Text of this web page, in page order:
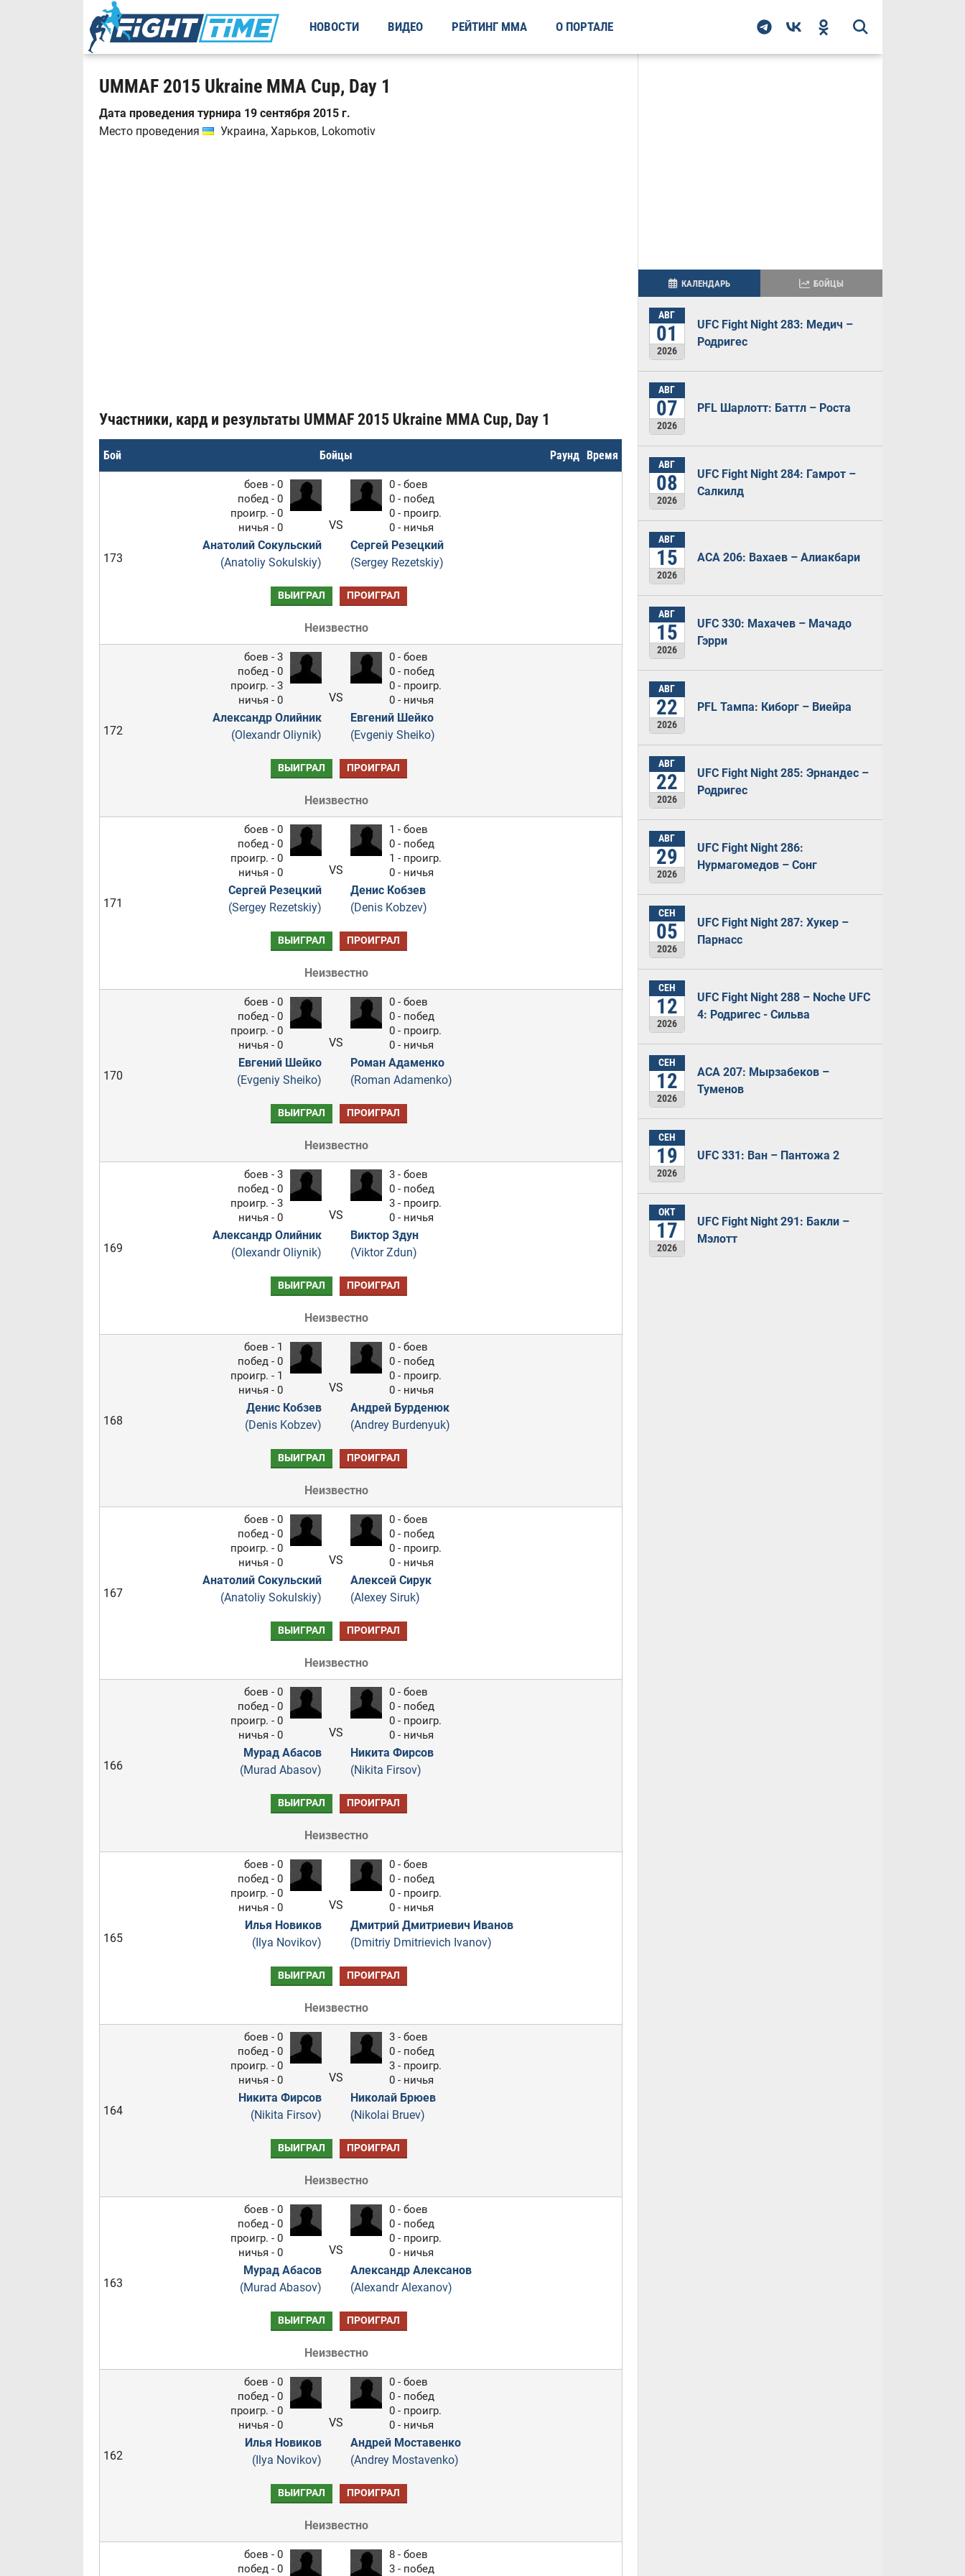
НОВОСТИ ВИДЕО РЕЙТИНГ ММА О ПОРТАЛЕ
UMMAF 2015 Ukraine MMA Cup, Day 1
Дата проведения турнира 19 сентября 2015 г.
Место проведения
Украина, Харьков, Lokomotiv
Участники, кард и результаты UMMAF 2015 Ukraine MMA Cup, Day 1
Бой Бойцы Раунд Время
173
боев - 0
побед - 0
проигр. - 0
ничья - 0
Анатолий Сокульский
(Anatoliy Sokulskiy)
VS
0 - боев
0 - побед
0 - проигр.
0 - ничья
Сергей Резецкий
(Sergey Rezetskiy)
ВЫИГРАЛ ПРОИГРАЛ
Неизвестно
172
боев - 3
побед - 0
проигр. - 3
ничья - 0
Александр Олийник
(Olexandr Oliynik)
VS
0 - боев
0 - побед
0 - проигр.
0 - ничья
Евгений Шейко
(Evgeniy Sheiko)
ВЫИГРАЛ ПРОИГРАЛ
Неизвестно
171
боев - 0
побед - 0
проигр. - 0
ничья - 0
Сергей Резецкий
(Sergey Rezetskiy)
VS
1 - боев
0 - побед
1 - проигр.
0 - ничья
Денис Кобзев
(Denis Kobzev)
ВЫИГРАЛ ПРОИГРАЛ
Неизвестно
170
боев - 0
побед - 0
проигр. - 0
ничья - 0
Евгений Шейко
(Evgeniy Sheiko)
VS
0 - боев
0 - побед
0 - проигр.
0 - ничья
Роман Адаменко
(Roman Adamenko)
ВЫИГРАЛ ПРОИГРАЛ
Неизвестно
169
боев - 3
побед - 0
проигр. - 3
ничья - 0
Александр Олийник
(Olexandr Oliynik)
VS
3 - боев
0 - побед
3 - проигр.
0 - ничья
Виктор Здун
(Viktor Zdun)
ВЫИГРАЛ ПРОИГРАЛ
Неизвестно
168
боев - 1
побед - 0
проигр. - 1
ничья - 0
Денис Кобзев
(Denis Kobzev)
VS
0 - боев
0 - побед
0 - проигр.
0 - ничья
Андрей Бурденюк
(Andrey Burdenyuk)
ВЫИГРАЛ ПРОИГРАЛ
Неизвестно
167
боев - 0
побед - 0
проигр. - 0
ничья - 0
Анатолий Сокульский
(Anatoliy Sokulskiy)
VS
0 - боев
0 - побед
0 - проигр.
0 - ничья
Алексей Сирук
(Alexey Siruk)
ВЫИГРАЛ ПРОИГРАЛ
Неизвестно
166
боев - 0
побед - 0
проигр. - 0
ничья - 0
Мурад Абасов
(Murad Abasov)
VS
0 - боев
0 - побед
0 - проигр.
0 - ничья
Никита Фирсов
(Nikita Firsov)
ВЫИГРАЛ ПРОИГРАЛ
Неизвестно
165
боев - 0
побед - 0
проигр. - 0
ничья - 0
Илья Новиков
(Ilya Novikov)
VS
0 - боев
0 - побед
0 - проигр.
0 - ничья
Дмитрий Дмитриевич Иванов
(Dmitriy Dmitrievich Ivanov)
ВЫИГРАЛ ПРОИГРАЛ
Неизвестно
164
боев - 0
побед - 0
проигр. - 0
ничья - 0
Никита Фирсов
(Nikita Firsov)
VS
3 - боев
0 - побед
3 - проигр.
0 - ничья
Николай Брюев
(Nikolai Bruev)
ВЫИГРАЛ ПРОИГРАЛ
Неизвестно
163
боев - 0
побед - 0
проигр. - 0
ничья - 0
Мурад Абасов
(Murad Abasov)
VS
0 - боев
0 - побед
0 - проигр.
0 - ничья
Александр Алексанов
(Alexandr Alexanov)
ВЫИГРАЛ ПРОИГРАЛ
Неизвестно
162
боев - 0
побед - 0
проигр. - 0
ничья - 0
Илья Новиков
(Ilya Novikov)
VS
0 - боев
0 - побед
0 - проигр.
0 - ничья
Андрей Моставенко
(Andrey Mostavenko)
ВЫИГРАЛ ПРОИГРАЛ
Неизвестно
боев - 0
побед - 0
8 - боев
3 - побед
КАЛЕНДАРЬ БОЙЦЫ
АВГ
01
2026
UFC Fight Night 283: Медич –
Родригес
АВГ
07
2026
PFL Шарлотт: Баттл – Роста
АВГ
08
2026
UFC Fight Night 284: Гамрот –
Салкилд
АВГ
15
2026
ACA 206: Вахаев – Алиакбари
АВГ
15
2026
UFC 330: Махачев – Мачадо
Гэрри
АВГ
22
2026
PFL Тампа: Киборг – Виейра
АВГ
22
2026
UFC Fight Night 285: Эрнандес –
Родригес
АВГ
29
2026
UFC Fight Night 286:
Нурмагомедов – Сонг
СЕН
05
2026
UFC Fight Night 287: Хукер –
Парнасс
СЕН
12
2026
UFC Fight Night 288 – Noche UFC
4: Родригес - Сильва
СЕН
12
2026
ACA 207: Мырзабеков –
Туменов
СЕН
19
2026
UFC 331: Ван – Пантожа 2
ОКТ
17
2026
UFC Fight Night 291: Бакли –
Мэлотт